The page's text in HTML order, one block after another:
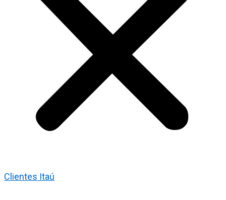
Clientes Itaú